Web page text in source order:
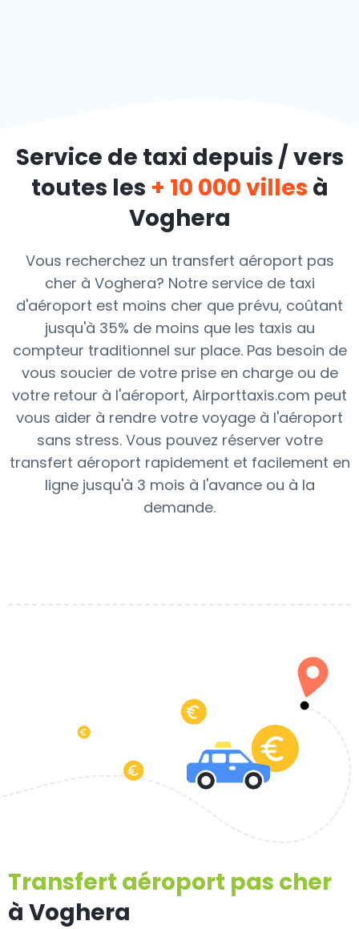
Service de taxi depuis / vers
toutes les + 10 000 villes à
Voghera
Vous recherchez un transfert aéroport pas
cher à Voghera? Notre service de taxi
d'aéroport est moins cher que prévu, coûtant
jusqu'à 35% de moins que les taxis au
compteur traditionnel sur place. Pas besoin de
vous soucier de votre prise en charge ou de
votre retour à l'aéroport, Airporttaxis.com peut
vous aider à rendre votre voyage à l'aéroport
sans stress. Vous pouvez réserver votre
transfert aéroport rapidement et facilement en
ligne jusqu'à 3 mois à l'avance ou à la
demande.
Transfert aéroport pas cher
à Voghera